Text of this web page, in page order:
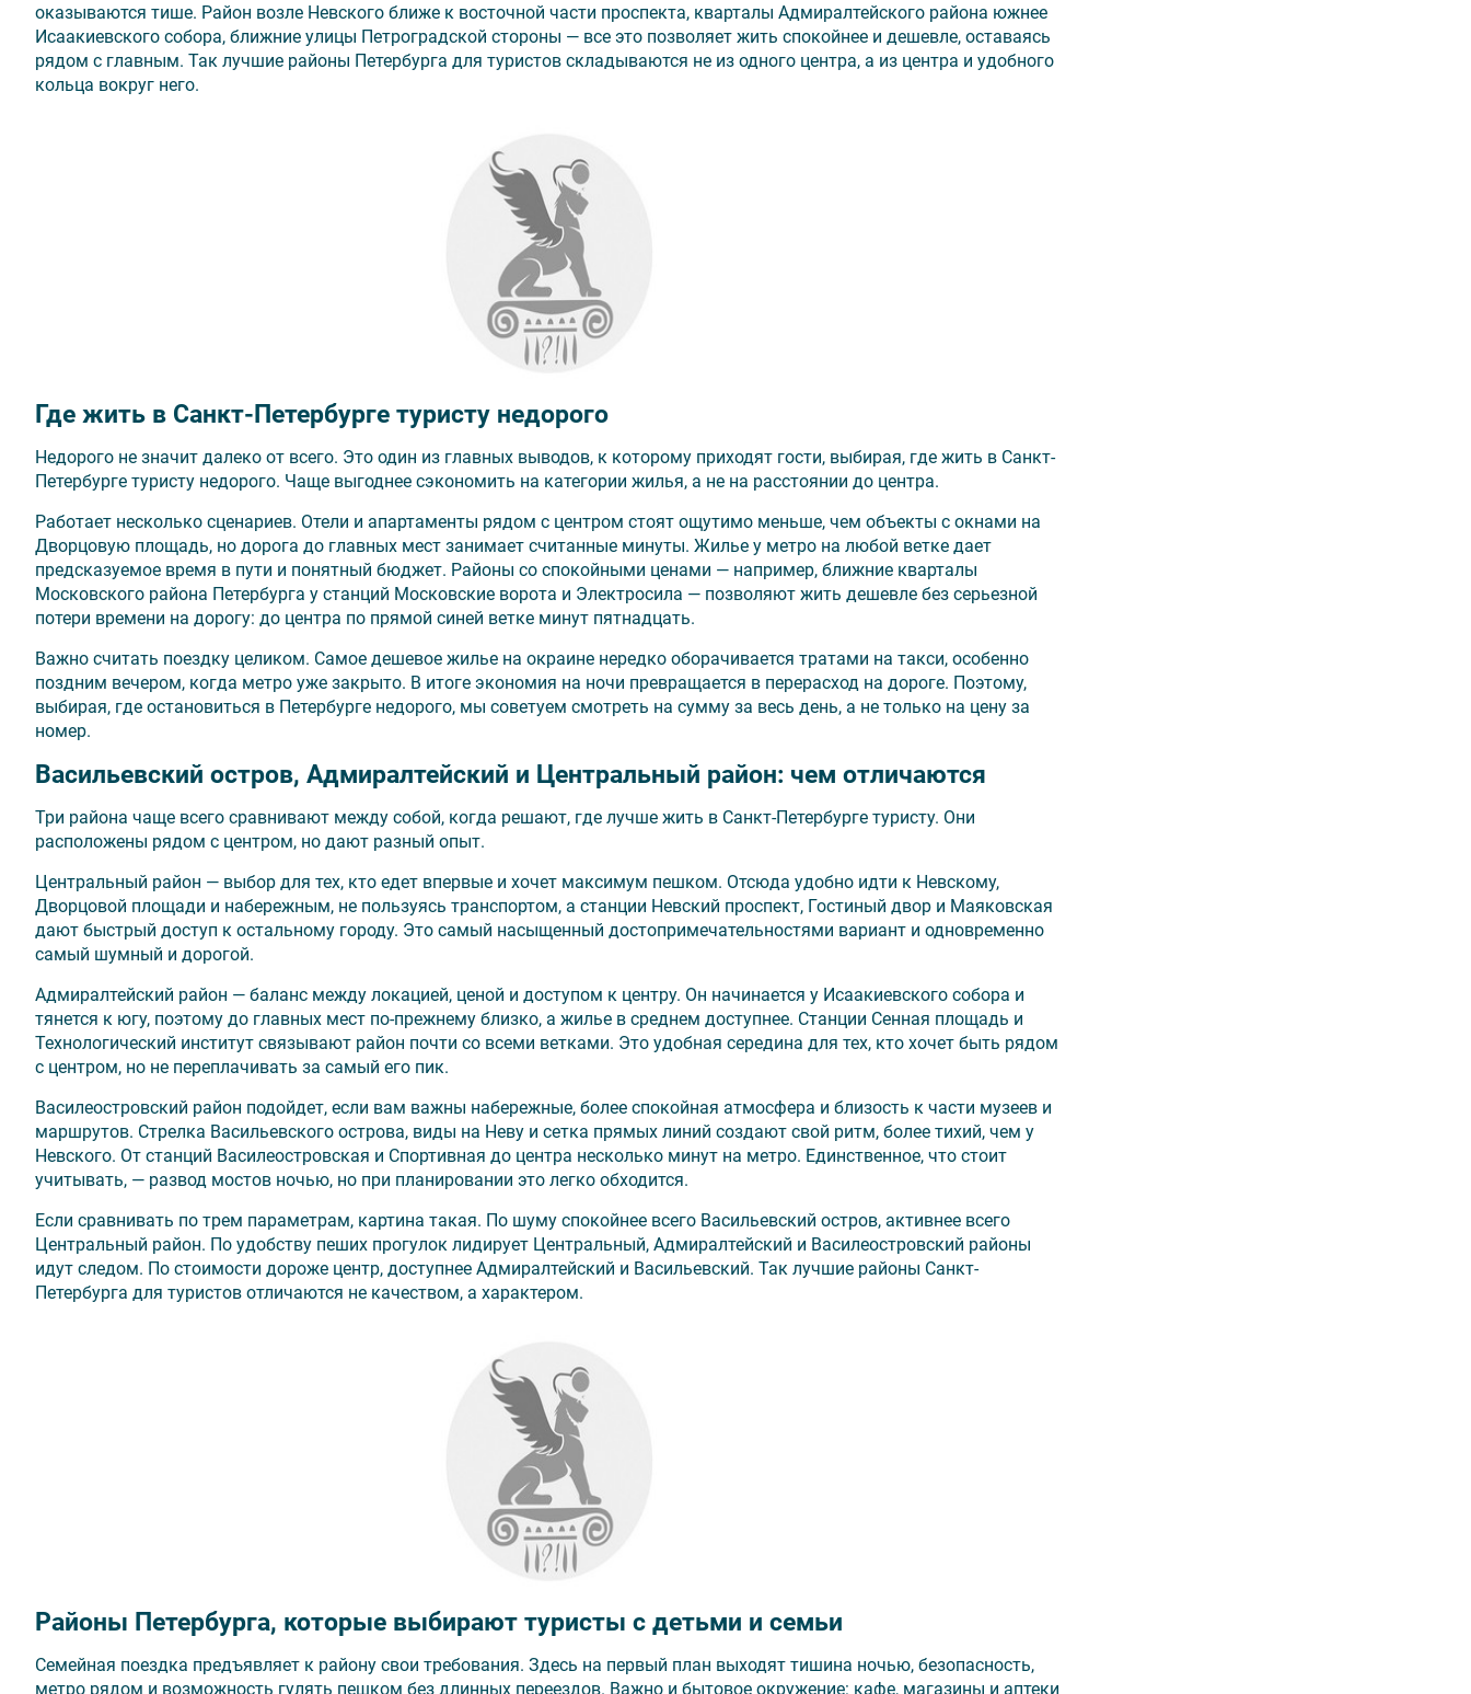
оказываются тише. Район возле Невского ближе к восточной части проспекта, кварталы Адмиралтейского района южнее
Исаакиевского собора, ближние улицы Петроградской стороны — все это позволяет жить спокойнее и дешевле, оставаясь
рядом с главным. Так лучшие районы Петербурга для туристов складываются не из одного центра, а из центра и удобного
кольца вокруг него.
Где жить в Санкт-Петербурге туристу недорого
Недорого не значит далеко от всего. Это один из главных выводов, к которому приходят гости, выбирая, где жить в Санкт-
Петербурге туристу недорого. Чаще выгоднее сэкономить на категории жилья, а не на расстоянии до центра.
Работает несколько сценариев. Отели и апартаменты рядом с центром стоят ощутимо меньше, чем объекты с окнами на
Дворцовую площадь, но дорога до главных мест занимает считанные минуты. Жилье у метро на любой ветке дает
предсказуемое время в пути и понятный бюджет. Районы со спокойными ценами — например, ближние кварталы
Московского района Петербурга у станций Московские ворота и Электросила — позволяют жить дешевле без серьезной
потери времени на дорогу: до центра по прямой синей ветке минут пятнадцать.
Важно считать поездку целиком. Самое дешевое жилье на окраине нередко оборачивается тратами на такси, особенно
поздним вечером, когда метро уже закрыто. В итоге экономия на ночи превращается в перерасход на дороге. Поэтому,
выбирая, где остановиться в Петербурге недорого, мы советуем смотреть на сумму за весь день, а не только на цену за
номер.
Васильевский остров, Адмиралтейский и Центральный район: чем отличаются
Три района чаще всего сравнивают между собой, когда решают, где лучше жить в Санкт-Петербурге туристу. Они
расположены рядом с центром, но дают разный опыт.
Центральный район — выбор для тех, кто едет впервые и хочет максимум пешком. Отсюда удобно идти к Невскому,
Дворцовой площади и набережным, не пользуясь транспортом, а станции Невский проспект, Гостиный двор и Маяковская
дают быстрый доступ к остальному городу. Это самый насыщенный достопримечательностями вариант и одновременно
самый шумный и дорогой.
Адмиралтейский район — баланс между локацией, ценой и доступом к центру. Он начинается у Исаакиевского собора и
тянется к югу, поэтому до главных мест по-прежнему близко, а жилье в среднем доступнее. Станции Сенная площадь и
Технологический институт связывают район почти со всеми ветками. Это удобная середина для тех, кто хочет быть рядом
с центром, но не переплачивать за самый его пик.
Василеостровский район подойдет, если вам важны набережные, более спокойная атмосфера и близость к части музеев и
маршрутов. Стрелка Васильевского острова, виды на Неву и сетка прямых линий создают свой ритм, более тихий, чем у
Невского. От станций Василеостровская и Спортивная до центра несколько минут на метро. Единственное, что стоит
учитывать, — развод мостов ночью, но при планировании это легко обходится.
Если сравнивать по трем параметрам, картина такая. По шуму спокойнее всего Васильевский остров, активнее всего
Центральный район. По удобству пеших прогулок лидирует Центральный, Адмиралтейский и Василеостровский районы
идут следом. По стоимости дороже центр, доступнее Адмиралтейский и Васильевский. Так лучшие районы Санкт-
Петербурга для туристов отличаются не качеством, а характером.
Районы Петербурга, которые выбирают туристы с детьми и семьи
Семейная поездка предъявляет к району свои требования. Здесь на первый план выходят тишина ночью, безопасность,
метро рядом и возможность гулять пешком без длинных переездов. Важно и бытовое окружение: кафе, магазины и аптеки